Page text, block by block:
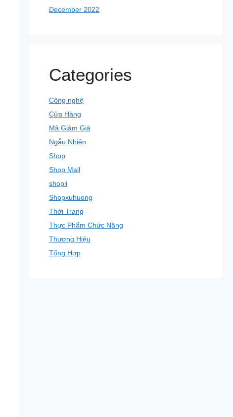
December 2022
Categories
Công nghệ
Cửa Hàng
Mã Giảm Giá
Ngẫu Nhiên
Shop
Shop Mall
shopii
Shopxuhuong
Thời Trang
Thực Phẩm Chức Năng
Thương Hiệu
Tổng Hợp